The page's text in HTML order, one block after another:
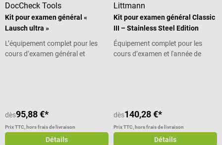
DocCheck Tools
Kit pour examen général «
Lausch ultra »
L’équipement complet pour les
cours d’examen général et
dès95,88 €*
Prix TTC, hors frais de livraison
Détails
Littmann
Kit pour examen général Classic
III – Stainless Steel Edition
Équipement complet pour les
cours d’examen et l'année de
dès140,28 €*
Prix TTC, hors frais de livraison
Détails